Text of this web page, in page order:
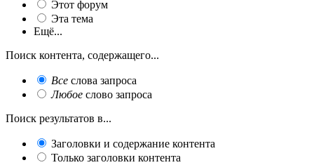
Этот форум
Эта тема
Ещё...
Поиск контента, содержащего...
Все слова запроса
Любое слово запроса
Поиск результатов в...
Заголовки и содержание контента
Только заголовки контента